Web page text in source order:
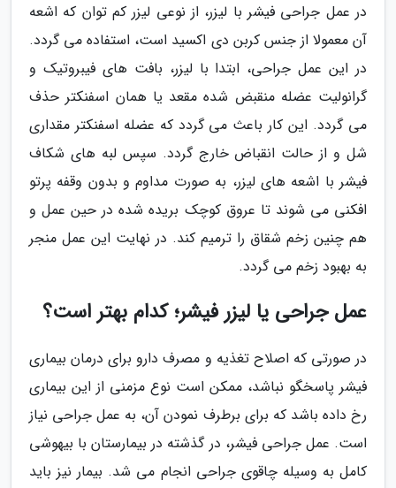
در عمل جراحی فیشر با لیزر، از نوعی لیزر کم توان که اشعه
آن معمولا از جنس کربن دی اکسید است، استفاده می گردد.
در این عمل جراحی، ابتدا با لیزر، بافت های فیبروتیک و
گرانولیت عضله منقبض شده مقعد یا همان اسفنکتر حذف
می گردد. این کار باعث می گردد که عضله اسفنکتر مقداری
شل و از حالت انقباض خارج گردد. سپس لبه های شکاف
فیشر با اشعه های لیزر، به صورت مداوم و بدون وقفه پرتو
افکنی می شوند تا عروق کوچک بریده شده در حین عمل و
هم چنین زخم شقاق را ترمیم کند. در نهایت این عمل منجر
به بهبود زخم می گردد.
عمل جراحی یا لیزر فیشر؛ کدام بهتر است؟
در صورتی که اصلاح تغذیه و مصرف دارو برای درمان بیماری
فیشر پاسخگو نباشد، ممکن است نوع مزمنی از این بیماری
رخ داده باشد که برای برطرف نمودن آن، به عمل جراحی نیاز
است. عمل جراحی فیشر، در گذشته در بیمارستان با بیهوشی
کامل به وسیله چاقوی جراحی انجام می شد. بیمار نیز باید